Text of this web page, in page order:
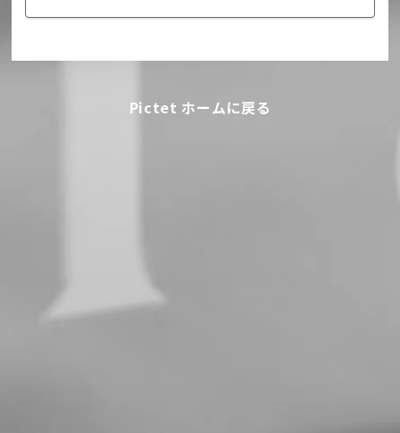
Pictet ホームに戻る